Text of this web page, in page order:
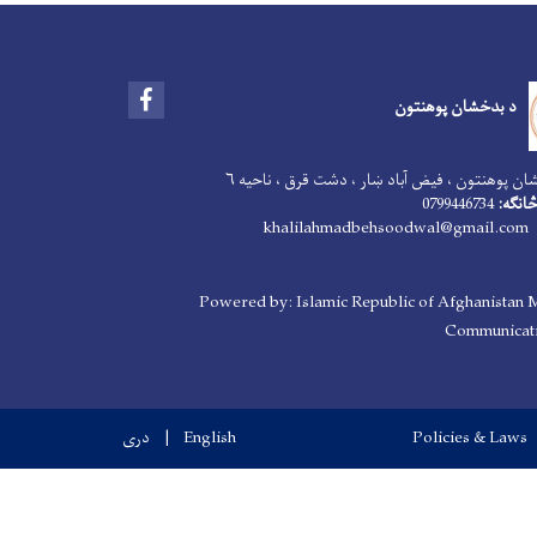
د بدخشان پوهنتون
پوهنتون ، فیض آباد ښار ، دشت قرق ، ناحیه ۶
0799446734
khalilahmadbehsoodwal@gmail.com
Powered by: Islamic Republic of Afghanistan
Policies & Laws
English دری